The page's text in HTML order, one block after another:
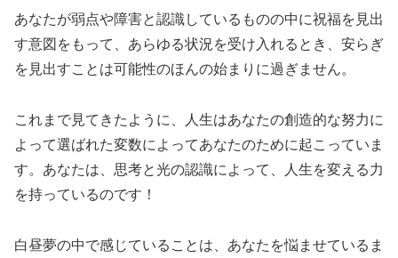
あなたが弱点や障害と認識しているものの中に祝福を見出
す意図をもって、あらゆる状況を受け入れるとき、安らぎ
を見出すことは可能性のほんの始まりに過ぎません。
これまで見てきたように、人生はあなたの創造的な努力に
よって選ばれた変数によってあなたのために起こっていま
す。あなたは、思考と光の認識によって、人生を変える力
を持っているのです！
白昼夢の中で感じていることは、あなたを悩ませているま